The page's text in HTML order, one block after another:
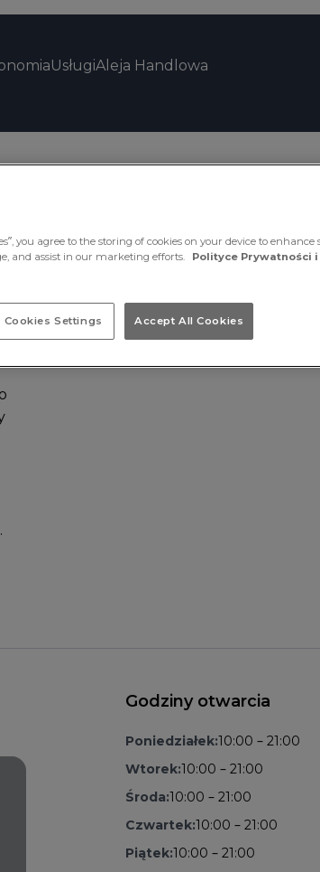
UsługiAleja Handlowa
Godziny otwarcia
Poniedziałek:10:00 – 21:00
Wtorek:10:00 – 21:00
Środa:10:00 – 21:00
Czwartek:10:00 – 21:00
Piątek:10:00 – 21:00
you agree to the storing of cookies on your device to enhance
and assist in our marketing efforts.
Polityce Prywatności i
Cookies Settings Accept All Cookies